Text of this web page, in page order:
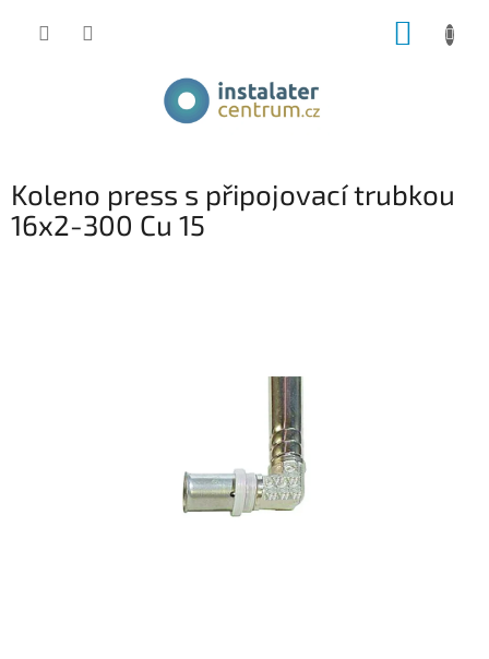
Koleno press s připojovací trubkou
16x2-300 Cu 15